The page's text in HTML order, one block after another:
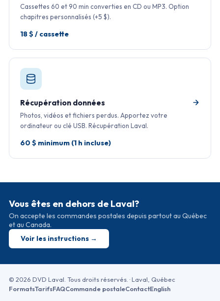
Cassettes 60 et 90 min converties en CD ou MP3. Option
chapitres personnalisés (+5 $).
18 $ / cassette
Récupération données
Photos, vidéos et fichiers perdus. Apportez votre
ordinateur ou clé USB. Récupération Laval.
60 $ minimum (1 h incluse)
Vous êtes en dehors de Laval?
On accepte les commandes postales depuis partout au Québec
et au Canada.
Voir les instructions →
© 2026 DVD Laval. Tous droits réservés. · Laval, Québec
FormatsTarifsFAQCommande postaleContactEnglish